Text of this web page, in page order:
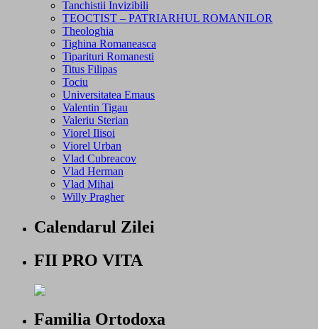
Tanchistii Invizibili
TEOCTIST – PATRIARHUL ROMANILOR
Theologhia
Tighina Romaneasca
Tiparituri Romanesti
Titus Filipas
Tociu
Universitatea Emaus
Valentin Tigau
Valeriu Sterian
Viorel Ilisoi
Viorel Urban
Vlad Cubreacov
Vlad Herman
Vlad Mihai
Willy Pragher
Calendarul Zilei
FII PRO VITA
Familia Ortodoxa